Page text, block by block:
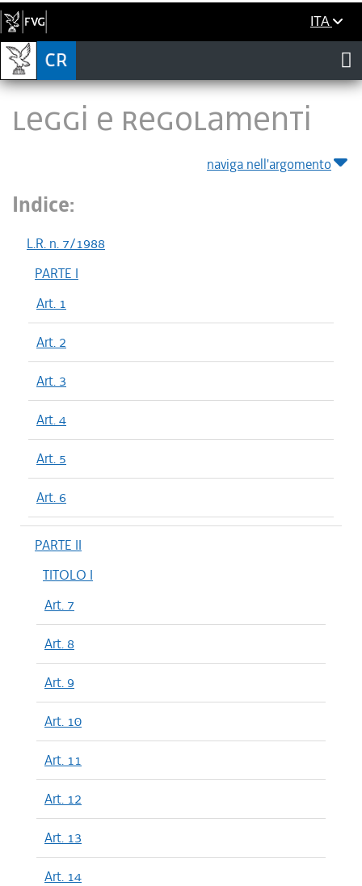
ITA
LEGGI E REGOLAMENTI
naviga nell'argomento
Indice:
L.R. n. 7/1988
PARTE I
Art. 1
Art. 2
Art. 3
Art. 4
Art. 5
Art. 6
PARTE II
TITOLO I
Art. 7
Art. 8
Art. 9
Art. 10
Art. 11
Art. 12
Art. 13
Art. 14